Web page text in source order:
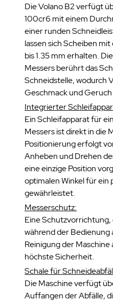
Die Volano B2 verfügt
100cr6 mit einem
einer runden
lassen sich Scheiben
bis 1.35 mm erhalten.
Messers berührt das
Schneidstelle, wodurch
Geschmack und
Integrierter
Ein Schleifapparat für
Messers ist direkt in die
Positionierung erfolgt
Anheben und Drehen
eine einzige Position
optimalen Winkel für
gewährleistet.
Messerschutz:
Eine Schutzvorrichtung,
während der Bedienung
Reinigung der
höchste Sicherheit.
Schale für
Die Maschine verfügt
Auffangen der Abfälle,